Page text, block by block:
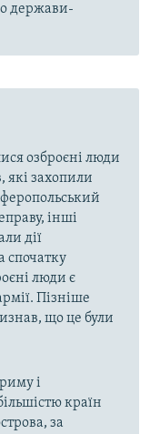
держави-
озброєні люди
які захопили
інші
дії
спочатку
люди є
Пізніше
що це були
і
країн
за